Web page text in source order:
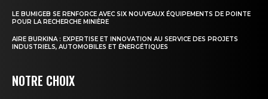
LE BUMIGEB SE RENFORCE AVEC SIX NOUVEAUX ÉQUIPEMENTS DE POINTE
POUR LA RECHERCHE MINIÈRE
AIRE BURKINA : EXPERTISE ET INNOVATION AU SERVICE DES PROJETS
INDUSTRIELS, AUTOMOBILES ET ÉNERGÉTIQUES
NOTRE CHOIX